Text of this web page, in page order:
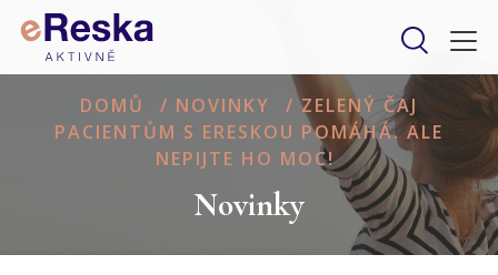
DOMŮ / NOVINKY / ZELENÝ ČAJ
PACIENTŮM S ERESKOU POMÁHÁ. ALE
NEPIJTE HO MOC!
Novinky